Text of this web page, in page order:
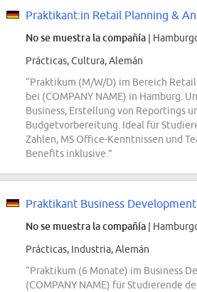
Praktikant:in Retail Planning &
No se muestra la compañía |
Prácticas, Cultura, Alemán
“Praktikum (M/W/D) im Bereich
bei (COMPANY NAME) in Hamburg.
Business, Erstellung von Reportings
Budgetvorbereitung. Ideal für
Zahlen, MS Office-Kenntnissen und
Benefits inklusive.”
No se muestra la compañía |
Prácticas, Industria, Alemán
“Praktikum (6 Monate) im Business
(COMPANY NAME) für Studierende